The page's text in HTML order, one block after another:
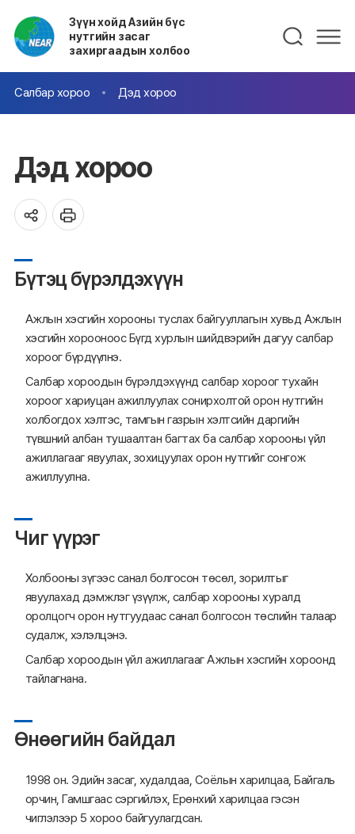
Зүүн хойд Азийн бүс
нутгийн засаг
захиргаадын холбоо
Салбар хороо Дэд хороо
Дэд хороо
Бүтэц бүрэлдэхүүн
Ажлын хэсгийн хорооны туслах байгууллагын хувьд Ажлын
хэсгийн хорооноос Бүгд хурлын шийдвэрийн дагуу салбар
хороог бүрдүүлнэ.
Салбар хороодын бүрэлдэхүүнд салбар хороог тухайн
хороог хариуцан ажиллуулах сонирхолтой орон нутгийн
холбогдох хэлтэс, тамгын газрын хэлтсийн даргийн
түвшний албан тушаалтан багтах ба салбар хорооны үйл
ажиллагааг явуулах, зохицуулах орон нутгийг сонгож
ажиллуулна.
Чиг үүрэг
Холбооны зүгээс санал болгосон төсөл, зорилтыг
явуулахад дэмжлэг үзүүлж, салбар хорооны хуралд
оролцогч орон нутгуудаас санал болгосон төслийн талаар
судалж, хэлэлцэнэ.
Салбар хороодын үйл ажиллагааг Ажлын хэсгийн хороонд
тайлагнана.
Өнөөгийн байдал
1998 он. Эдийн засаг, худалдаа, Соёлын харилцаа, Байгаль
орчин, Гамшгаас сэргийлэх, Ерөнхий харилцаа гэсэн
чиглэлээр 5 хороо байгуулагдсан.